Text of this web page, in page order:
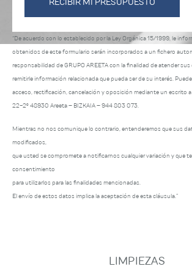
“De acuerdo con lo establecido por la Ley Orgánica 15/1999, le
obtenidos de este formulario serán incorporados a un fichero
responsabilidad de GRUPO AREETA con la finalidad de atender
remitirle información relacionada que pueda ser de su interés.
acceso, rectificación, cancelación y oposición mediante un escrito
22-2º 48930 Areeta – BIZKAIA – 944 803 073.
Mientras no nos comunique lo contrario, entenderemos que sus
modificados,
que usted se compromete a notificarnos cualquier variación y que
consentimiento
para utilizarlos para las finalidades mencionadas.
El envío de estos datos implica la aceptación de esta cláusula.”
LIMPIEZAS